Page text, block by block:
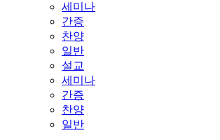
세미나
간증
찬양
일반
설교
세미나
간증
찬양
일반